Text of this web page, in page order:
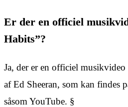
Er der en officiel
Habits”?
Ja, der er en officiel
af Ed Sheeran, som kan findes
såsom YouTube. §